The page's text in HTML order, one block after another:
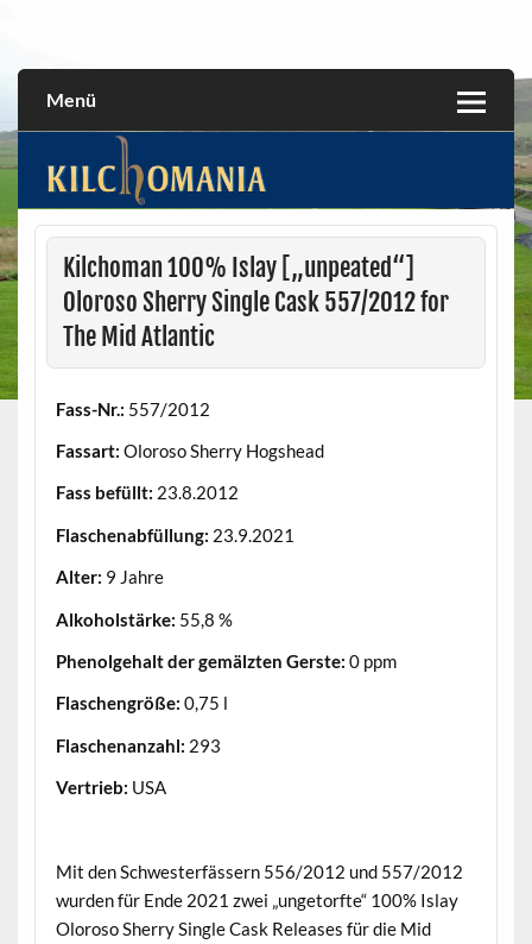
Menü
Kilchoman 100% Islay [„unpeated“]
Oloroso Sherry Single Cask 557/2012 for
The Mid Atlantic
Fass-Nr.: 557/2012
Fassart: Oloroso Sherry Hogshead
Fass befüllt: 23.8.2012
Flaschenabfüllung: 23.9.2021
Alter: 9 Jahre
Alkoholstärke: 55,8 %
Phenolgehalt der gemälzten Gerste: 0 ppm
Flaschengröße: 0,75 l
Flaschenanzahl: 293
Vertrieb: USA
Mit den Schwesterfässern 556/2012 und 557/2012
wurden für Ende 2021 zwei „ungetorfte“ 100% Islay
Oloroso Sherry Single Cask Releases für die Mid